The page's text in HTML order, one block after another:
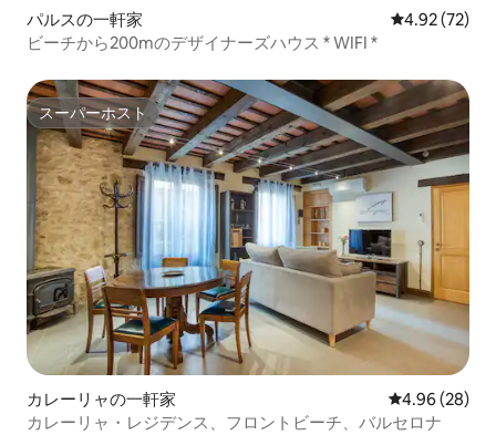
パルスの一軒家 レビュー72
4.92 (72)
ビーチから200mのデザイナーズハウス * WIFI *
スーパーホスト
スーパーホスト
カレーリャの一軒家 レビュー28
4.96 (28)
カレーリャ・レジデンス、フロントビーチ、バルセロナ